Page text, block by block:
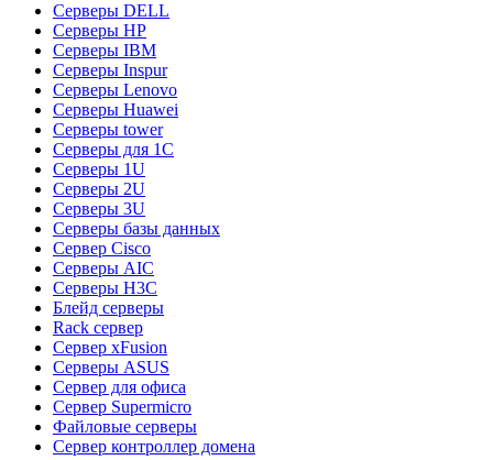
Серверы DELL
Серверы HP
Серверы IBM
Серверы Inspur
Серверы Lenovo
Серверы Huawei
Серверы tower
Серверы для 1C
Серверы 1U
Серверы 2U
Серверы 3U
Серверы базы данных
Сервер Cisco
Серверы AIC
Серверы H3C
Блейд серверы
Rack сервер
Сервер xFusion
Серверы ASUS
Сервер для офиса
Сервер Supermicro
Файловые серверы
Сервер контроллер домена